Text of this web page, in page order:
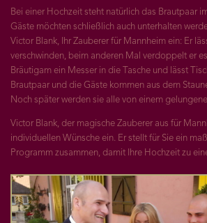
Bei einer Hochzeit steht natürlich das Brautpaar
Gäste möchten schließlich auch unterhalten
Victor Blank, Ihr Zauberer für Mannheim ein: Er
verschwinden, beim anderen Mal verdoppelt er
Bräutigam ein Messer in die Tasche und lässt
Brautpaar und die Gäste kommen aus dem
Noch später werden sie alle von einem
Victor Blank, der magische Zauberer aus für
individuellen Wünsche ein. Er stellt für Sie ein
Programm zusammen, damit Ihre Hochzeit zu